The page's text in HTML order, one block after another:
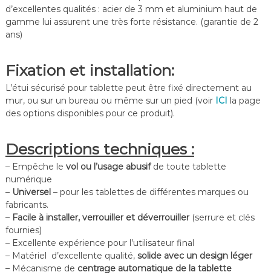
d’excellentes qualités : acier de 3 mm et aluminium haut de
gamme lui assurent une très forte résistance. (garantie de 2
ans)
Fixation et installation:
L’étui sécurisé pour tablette peut être fixé directement au
mur, ou sur un bureau ou même sur un pied (voir ICI la page
des options disponibles pour ce produit).
Descriptions techniques :
– Empêche le vol ou l’usage abusifde toute tablette
numérique
– Universel– pour les tablettes de différentes marques ou
fabricants.
– Facile à installer, verrouiller et déverrouiller(serrure et clés
fournies)
– Excellente expérience pour l’utilisateur final
– Matériel d’excellente qualité, solide avec un design léger
– Mécanisme de centrage automatique de la tablette